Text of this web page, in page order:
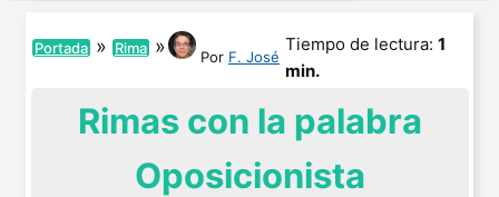
Portada » Rima » Por F. José
Tiempo de lectura: 1
min.
Rimas con la palabra
Oposicionista